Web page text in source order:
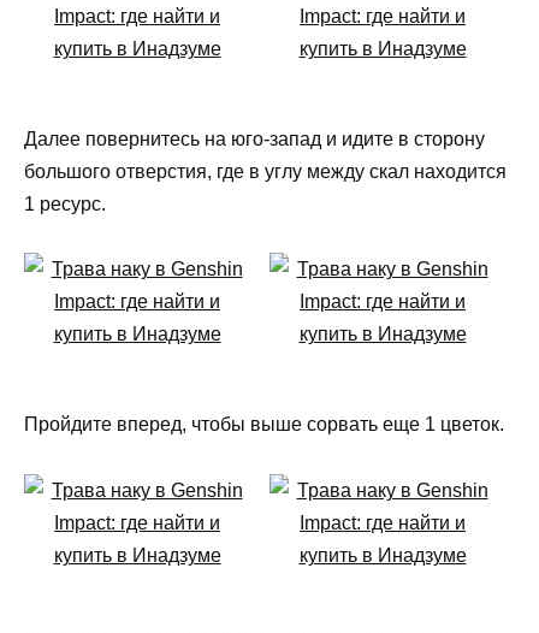
Далее повернитесь на юго-запад и идите в сторону
большого отверстия, где в углу между скал находится
1 ресурс.
Пройдите вперед, чтобы выше сорвать еще 1 цветок.